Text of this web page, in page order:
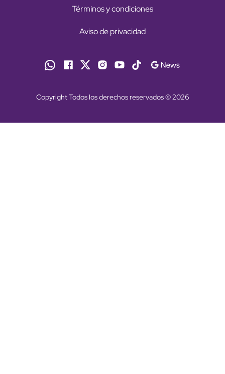
Términos y condiciones
Aviso de privacidad
Copyright Todos los derechos reservados © 2026